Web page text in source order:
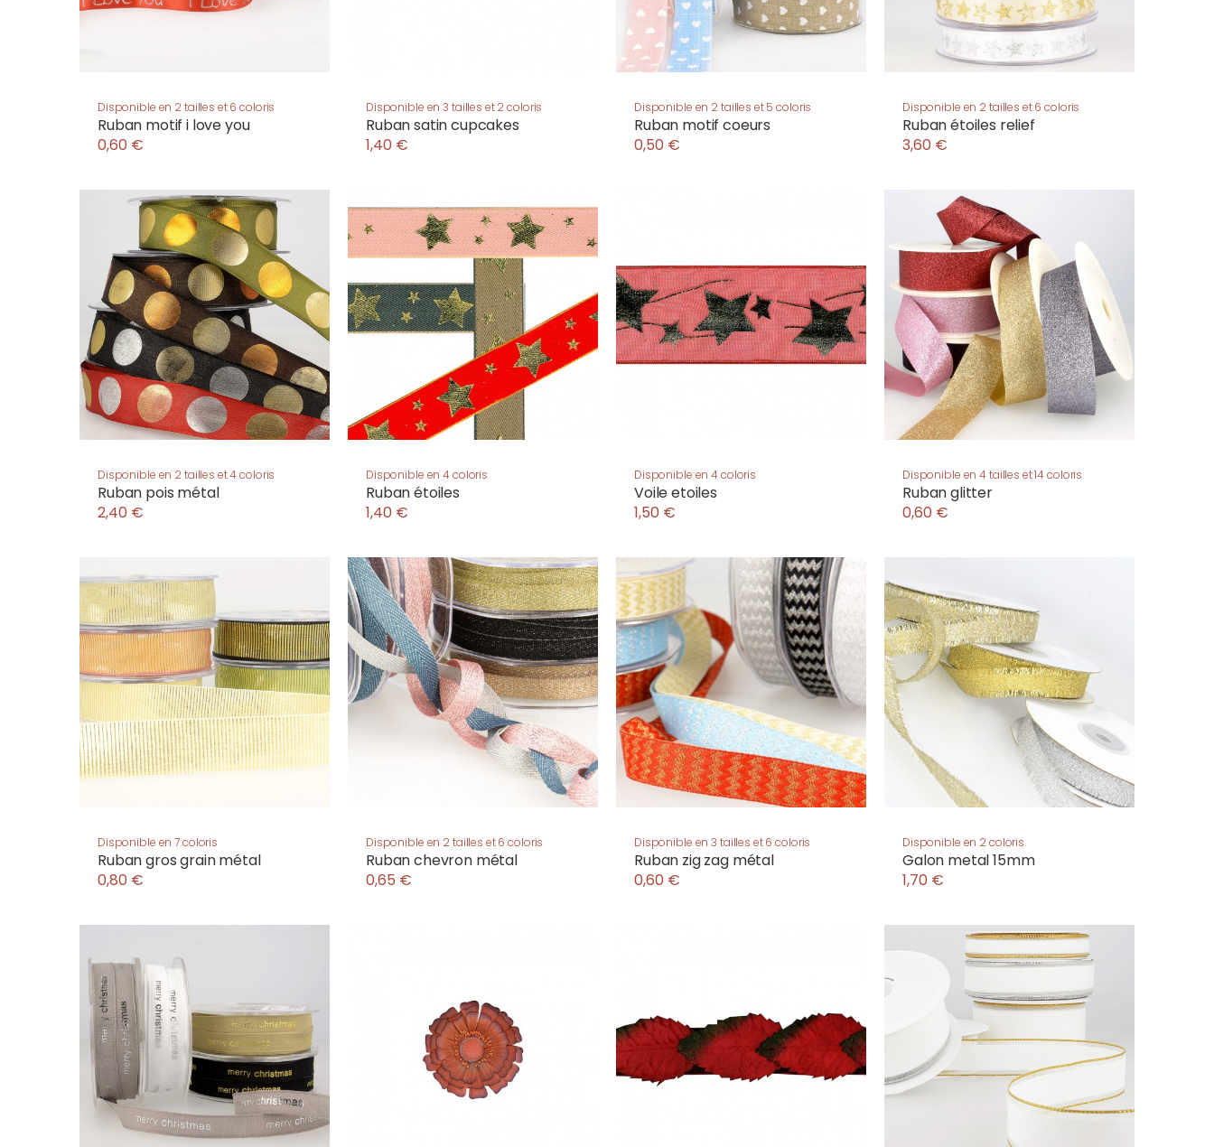
Disponible en 2 tailles et 6 coloris
Ruban motif i love you
0,60 €
Disponible en 3 tailles et 2 coloris
Ruban satin cupcakes
1,40 €
Disponible en 2 tailles et 5 coloris
Ruban motif coeurs
0,50 €
Disponible en 2 tailles et 6 coloris
Ruban étoiles relief
3,60 €
Disponible en 2 tailles et 4 coloris
Ruban pois métal
2,40 €
Disponible en 4 coloris
Ruban étoiles
1,40 €
Disponible en 4 coloris
Voile etoiles
1,50 €
Disponible en 4 tailles et 14 coloris
Ruban glitter
0,60 €
Disponible en 7 coloris
Ruban gros grain métal
0,80 €
Disponible en 2 tailles et 6 coloris
Ruban chevron métal
0,65 €
Disponible en 3 tailles et 6 coloris
Ruban zig zag métal
0,60 €
Disponible en 2 coloris
Galon metal 15mm
1,70 €